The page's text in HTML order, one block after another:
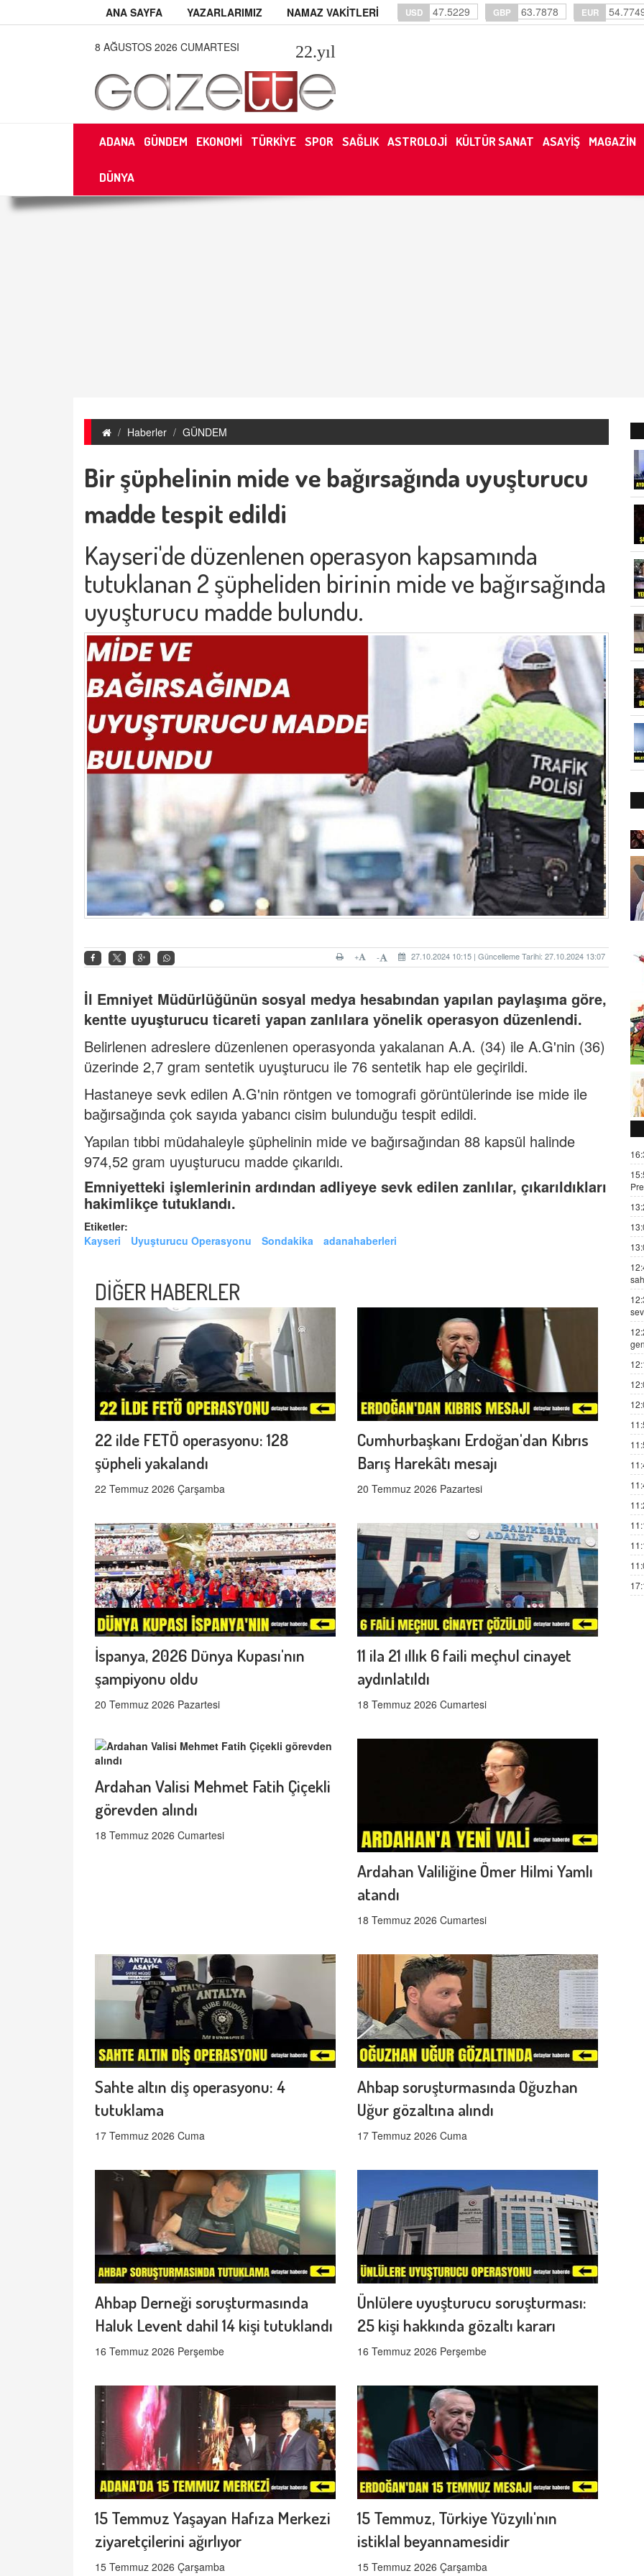
ANA SAYFA YAZARLARIMIZ NAMAZ VAKİTLERİ USD 47.5229 GBP 63.7878 EUR
8 AĞUSTOS 2026 CUMARTESI 22.yıl
ADANA GÜNDEM EKONOMİ TÜRKİYE SPOR SAĞLIK ASTROLOJİ KÜLTÜR SANAT ASAYİŞ MAGAZİN
DÜNYA
Haberler GÜNDEM
Bir şüphelinin mide ve bağırsağında uyuşturucu
madde tespit edildi
Kayseri'de düzenlenen operasyon kapsamında
tutuklanan 2 şüpheliden birinin mide ve bağırsağında
uyuşturucu madde bulundu.
27.10.2024 10:15 | Güncelleme Tarihi: 27.10.2024 13:07
-
+
İl Emniyet Müdürlüğünün sosyal medya hesabından yapılan paylaşıma göre,
kentte uyuşturucu ticareti yapan zanlılara yönelik operasyon düzenlendi.
Belirlenen adreslere düzenlenen operasyonda yakalanan A.A. (34) ile A.G'nin (36)
üzerinde 2,7 gram sentetik uyuşturucu ile 76 sentetik hap ele geçirildi.
Hastaneye sevk edilen A.G'nin röntgen ve tomografi görüntülerinde ise mide ile
bağırsağında çok sayıda yabancı cisim bulunduğu tespit edildi.
Yapılan tıbbi müdahaleyle şüphelinin mide ve bağırsağından 88 kapsül halinde
974,52 gram uyuşturucu madde çıkarıldı.
Emniyetteki işlemlerinin ardından adliyeye sevk edilen zanlılar, çıkarıldıkları
hakimlikçe tutuklandı.
Etiketler:
Kayseri
Uyuşturucu Operasyonu Sondakika adanahaberleri
DİĞER HABERLER
22 ilde FETÖ operasyonu: 128
şüpheli yakalandı
22 Temmuz 2026 Çarşamba
Cumhurbaşkanı Erdoğan'dan Kıbrıs
Barış Harekâtı mesajı
20 Temmuz 2026 Pazartesi
İspanya, 2026 Dünya Kupası'nın
şampiyonu oldu
20 Temmuz 2026 Pazartesi
11 ila 21 ıllık 6 faili meçhul cinayet
aydınlatıldı
18 Temmuz 2026 Cumartesi
Ardahan Valisi Mehmet Fatih Çiçekli
görevden alındı
18 Temmuz 2026 Cumartesi
Ardahan Valiliğine Ömer Hilmi Yamlı
atandı
18 Temmuz 2026 Cumartesi
Sahte altın diş operasyonu: 4
tutuklama
17 Temmuz 2026 Cuma
Ahbap soruşturmasında Oğuzhan
Uğur gözaltına alındı
17 Temmuz 2026 Cuma
Ahbap Derneği soruşturmasında
Haluk Levent dahil 14 kişi tutuklandı
16 Temmuz 2026 Perşembe
Ünlülere uyuşturucu soruşturması:
25 kişi hakkında gözaltı kararı
16 Temmuz 2026 Perşembe
15 Temmuz Yaşayan Hafıza Merkezi
ziyaretçilerini ağırlıyor
15 Temmuz 2026 Çarşamba
15 Temmuz, Türkiye Yüzyılı'nın
istiklal beyannamesidir
15 Temmuz 2026 Çarşamba